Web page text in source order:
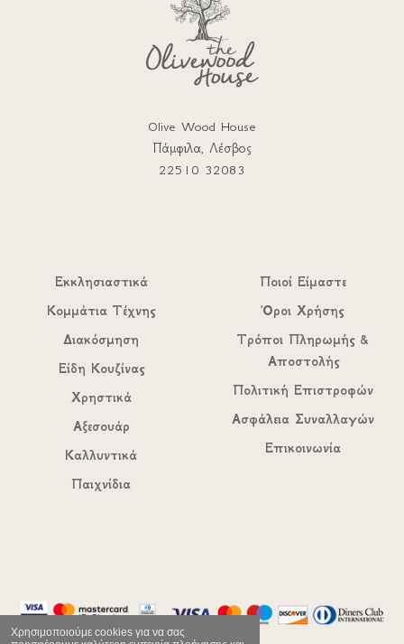
Χρησιμοποιούμε cookies για να σας
Olive Wood House
Πάμφιλα, Λέσβος
22510 32083
Εκκλησιαστικά
Κομμάτια Τέχνης
Διακόσμηση
Είδη Κουζίνας
Χρηστικά
Αξεσουάρ
Καλλυντικά
Παιχνίδια
Ποιοί Είμαστε
Όροι Χρήσης
Τρόποι Πληρωμής &
Αποστολής
Πολιτική Επιστροφών
Ασφάλεια Συναλλαγών
Επικοινωνία